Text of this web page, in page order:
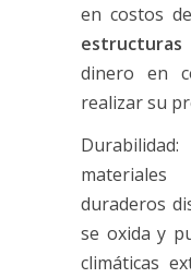
en costos
estructuras
dinero en
realizar su
duraderos
se oxida y
climáticas